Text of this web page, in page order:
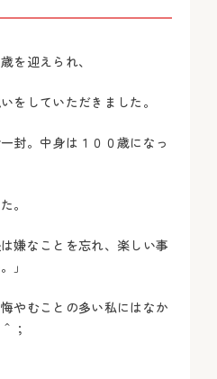
を迎えられ、
をしていただきました。
封。中身は１００歳になっ
。
嫌なことを忘れ、楽しい事
」
やむことの多い私にはなか
；